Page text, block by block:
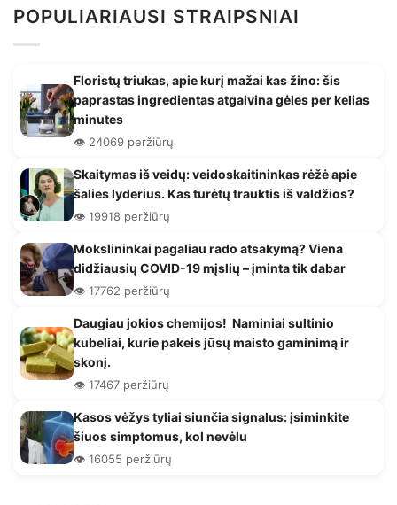
POPULIARIAUSI STRAIPSNIAI
Floristų triukas, apie kurį mažai kas žino: šis
paprastas ingredientas atgaivina gėles per kelias
minutes
👁️ 24069 peržiūrų
Skaitymas iš veidų: veidoskaitininkas rėžė apie
šalies lyderius. Kas turėtų trauktis iš valdžios?
👁️ 19918 peržiūrų
Mokslininkai pagaliau rado atsakymą? Viena
didžiausių COVID-19 mįslių – įminta tik dabar
👁️ 17762 peržiūrų
Daugiau jokios chemijos! Naminiai sultinio
kubeliai, kurie pakeis jūsų maisto gaminimą ir
skonį.
👁️ 17467 peržiūrų
Kasos vėžys tyliai siunčia signalus: įsiminkite
šiuos simptomus, kol nevėlu
👁️ 16055 peržiūrų